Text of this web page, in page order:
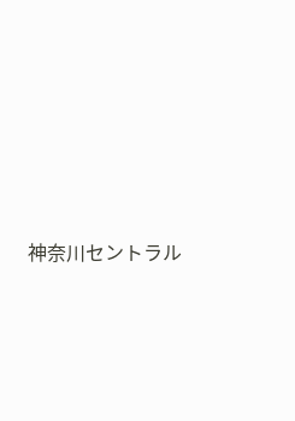
神奈川セントラル